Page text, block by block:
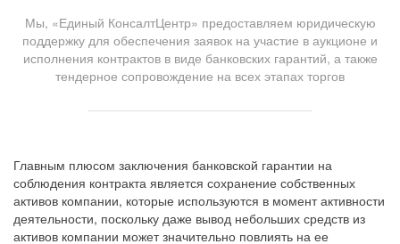
Мы, «Единый КонсалтЦентр» предоставляем юридическую
поддержку для обеспечения заявок на участие в аукционе и
исполнения контрактов в виде банковских гарантий, а также
тендерное сопровождение на всех этапах торгов
Главным плюсом заключения банковской гарантии на
соблюдения контракта является сохранение собственных
активов компании, которые используются в момент активности
деятельности, поскольку даже вывод небольших средств из
активов компании может значительно повлиять на ее